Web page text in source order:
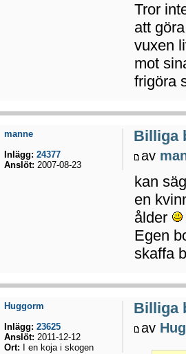
Tror
att
vuxen
mot
frigöra
Billiga
av
kan
en
ålder
Egen
skaffa
manne
Inlägg: 24377
Anslöt: 2007-08-23
Billiga
av
Huggorm
Inlägg: 23625
Anslöt: 2011-12-12
Ort: I en koja i skogen